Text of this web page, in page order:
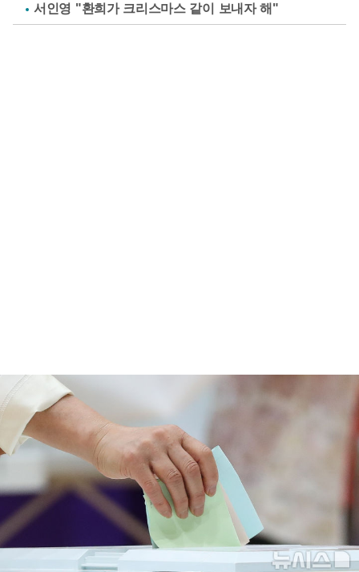
서인영 "환희가 크리스마스 같이 보내자 해"